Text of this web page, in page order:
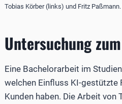
Tobias Körber (links) und Fritz
Untersuchung
Eine Bachelorarbeit im
welchen Einfluss KI-gestützte
Kunden haben. Die Arbeit